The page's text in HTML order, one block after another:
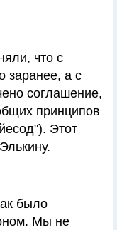
что с
заранее, а с
соглашение,
принципов
Этот
было
Мы не